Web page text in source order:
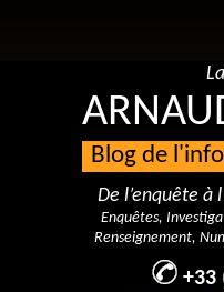
Blog de
De l’enquête à
Enquêtes,
Renseignement,
+33